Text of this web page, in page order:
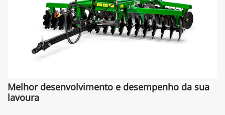
Melhor desenvolvimento e desempenho da sua
lavoura